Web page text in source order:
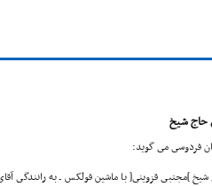
حاج شیخ
فردوسى مى گوید:
]مجتبى قزوینى[ با ماشین فولکس ـ به رانندگى